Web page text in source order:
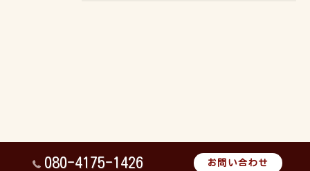
080-4175-1426 お問い合わせ